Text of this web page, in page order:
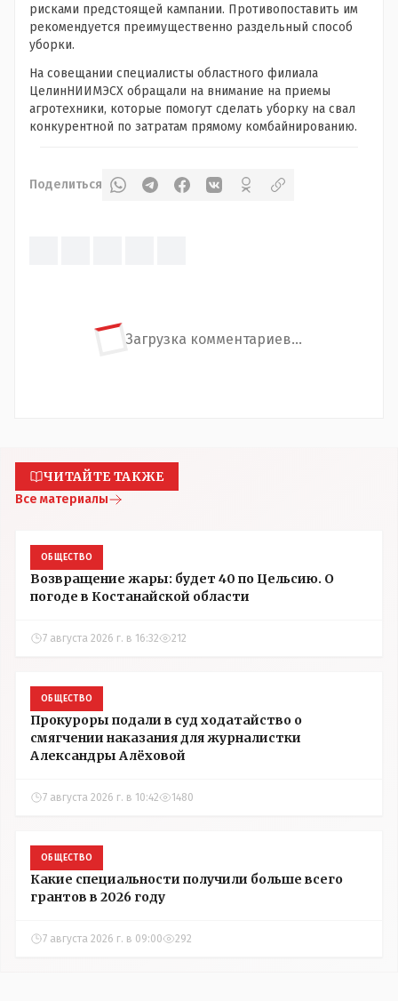
рисками предстоящей кампании. Противопоставить им
рекомендуется преимущественно раздельный способ
уборки.
На совещании специалисты областного филиала
ЦелинНИИМЭСХ обращали на внимание на приемы
агротехники, которые помогут сделать уборку на свал
конкурентной по затратам прямому комбайнированию.
Поделиться
Загрузка комментариев...
ЧИТАЙТЕ ТАКЖЕ
Все материалы
ОБЩЕСТВО
Возвращение жары: будет 40 по Цельсию. О
погоде в Костанайской области
7 августа 2026 г. в 16:32 212
ОБЩЕСТВО
Прокуроры подали в суд ходатайство о
смягчении наказания для журналистки
Александры Алёховой
7 августа 2026 г. в 10:42 1480
ОБЩЕСТВО
Какие специальности получили больше всего
грантов в 2026 году
7 августа 2026 г. в 09:00 292